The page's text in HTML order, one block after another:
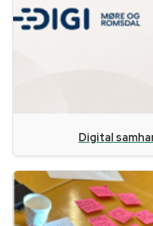
Digital